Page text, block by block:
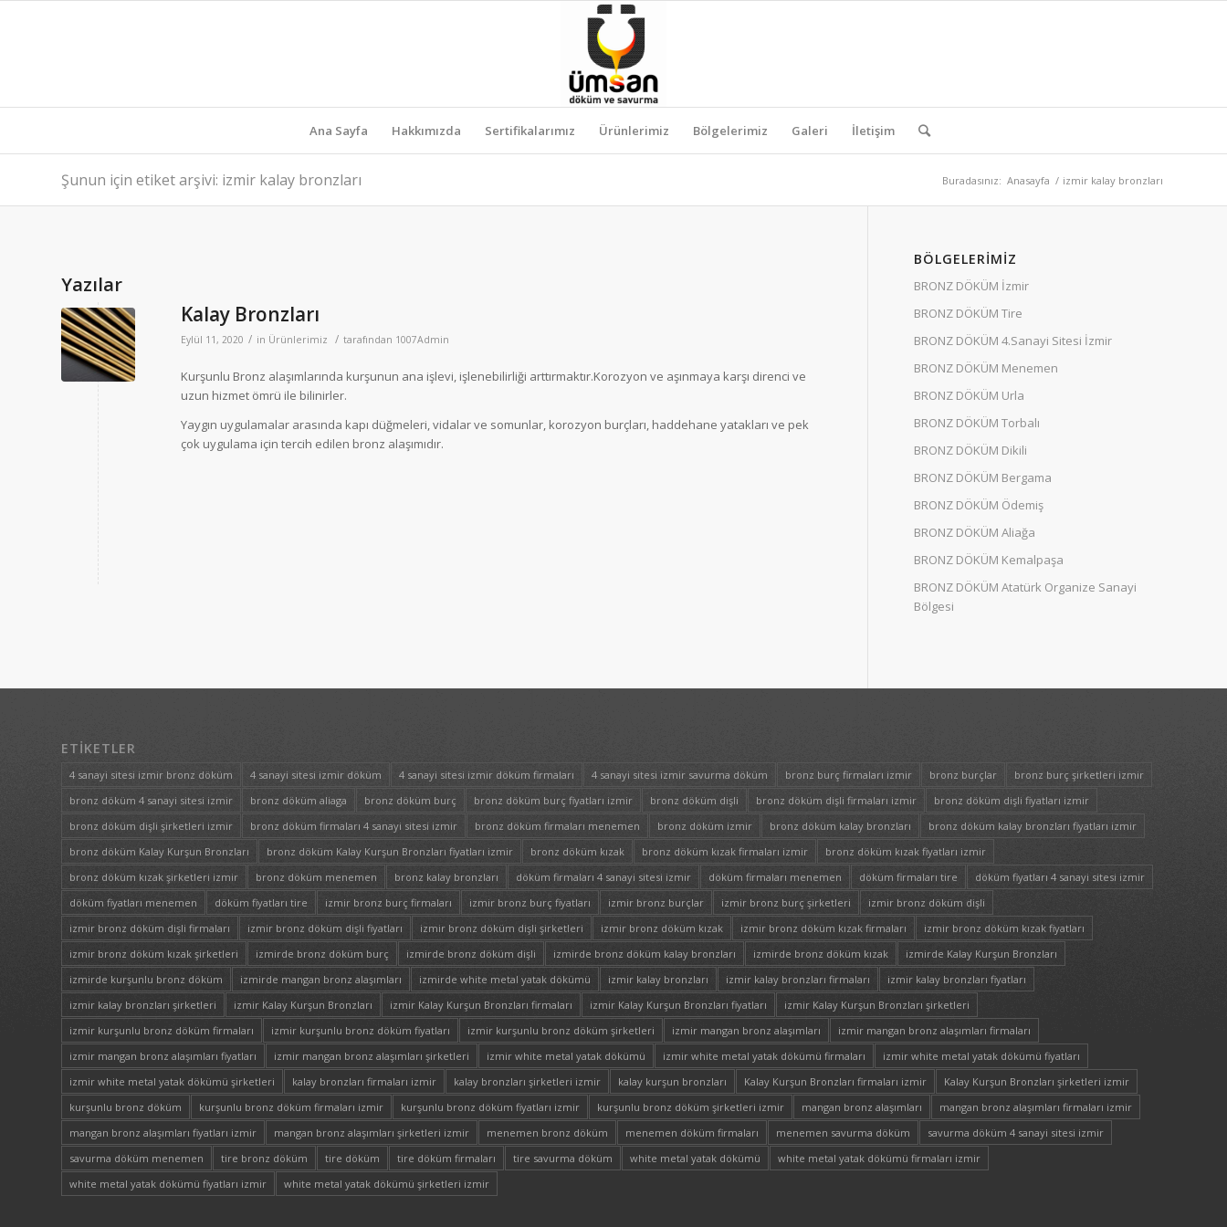
Ana Sayfa Hakkımızda Sertifikalarımız Ürünlerimiz Bölgelerimiz Galeri İletişim
Şunun için etiket arşivi: izmir kalay bronzları Buradasınız: Anasayfa / izmir kalay bronzları
Yazılar
Kalay Bronzları
Eylül 11, 2020 / in Ürünlerimiz / tarafından 1007Admin
Kurşunlu Bronz alaşımlarında kurşunun ana işlevi, işlenebilirliği arttırmaktır.Korozyon ve aşınmaya karşı direnci ve
uzun hizmet ömrü ile bilinirler.
Yaygın uygulamalar arasında kapı düğmeleri, vidalar ve somunlar, korozyon burçları, haddehane yatakları ve pek
çok uygulama için tercih edilen bronz alaşımıdır.
BÖLGELERIMIZ
BRONZ DÖKÜM İzmir
BRONZ DÖKÜM Tire
BRONZ DÖKÜM 4.Sanayi Sitesi İzmir
BRONZ DÖKÜM Menemen
BRONZ DÖKÜM Urla
BRONZ DÖKÜM Torbalı
BRONZ DÖKÜM Dikili
BRONZ DÖKÜM Bergama
BRONZ DÖKÜM Ödemiş
BRONZ DÖKÜM Aliağa
BRONZ DÖKÜM Kemalpaşa
BRONZ DÖKÜM Atatürk Organize Sanayi
Bölgesi
ETIKETLER
4 sanayi sitesi izmir bronz döküm 4 sanayi sitesi izmir döküm 4 sanayi sitesi izmir döküm firmaları 4 sanayi sitesi izmir savurma döküm bronz burç firmaları izmir bronz burçlar
bronz burç şirketleri izmir
bronz döküm 4 sanayi sitesi izmir
bronz döküm aliaga bronz döküm burç bronz döküm burç fiyatları izmir bronz döküm dişli bronz döküm dişli firmaları izmir
bronz döküm dişli fiyatları izmir
bronz döküm dişli şirketleri izmir
bronz döküm firmaları 4 sanayi sitesi izmir bronz döküm firmaları menemen bronz döküm izmir bronz döküm kalay bronzları
bronz döküm kalay bronzları fiyatları izmir
bronz döküm Kalay Kurşun Bronzları
bronz döküm Kalay Kurşun Bronzları fiyatları izmir bronz döküm kızak bronz döküm kızak firmaları izmir
bronz döküm kızak fiyatları izmir
bronz döküm kızak şirketleri izmir
bronz döküm menemen bronz kalay bronzları döküm firmaları 4 sanayi sitesi izmir döküm firmaları menemen döküm firmaları tire
döküm fiyatları 4 sanayi sitesi izmir
döküm fiyatları menemen
döküm fiyatları tire izmir bronz burç firmaları izmir bronz burç fiyatları izmir bronz burçlar izmir bronz burç şirketleri
izmir bronz döküm dişli
izmir bronz döküm dişli firmaları
izmir bronz döküm dişli fiyatları izmir bronz döküm dişli şirketleri izmir bronz döküm kızak izmir bronz döküm kızak firmaları
izmir bronz döküm kızak fiyatları
izmir bronz döküm kızak şirketleri
izmirde bronz döküm burç izmirde bronz döküm dişli izmirde bronz döküm kalay bronzları izmirde bronz döküm kızak
izmirde Kalay Kurşun Bronzları
izmirde kurşunlu bronz döküm
izmirde mangan bronz alaşımları izmirde white metal yatak dökümü izmir kalay bronzları izmir kalay bronzları firmaları
izmir kalay bronzları fiyatları
izmir kalay bronzları şirketleri
izmir Kalay Kurşun Bronzları izmir Kalay Kurşun Bronzları firmaları izmir Kalay Kurşun Bronzları fiyatları
izmir Kalay Kurşun Bronzları şirketleri
izmir kurşunlu bronz döküm firmaları
izmir kurşunlu bronz döküm fiyatları izmir kurşunlu bronz döküm şirketleri izmir mangan bronz alaşımları
izmir mangan bronz alaşımları firmaları
izmir mangan bronz alaşımları fiyatları
izmir mangan bronz alaşımları şirketleri izmir white metal yatak dökümü izmir white metal yatak dökümü firmaları
izmir white metal yatak dökümü fiyatları
izmir white metal yatak dökümü şirketleri
kalay bronzları firmaları izmir kalay bronzları şirketleri izmir kalay kurşun bronzları Kalay Kurşun Bronzları firmaları izmir
Kalay Kurşun Bronzları şirketleri izmir
kurşunlu bronz döküm
kurşunlu bronz döküm firmaları izmir kurşunlu bronz döküm fiyatları izmir kurşunlu bronz döküm şirketleri izmir mangan bronz alaşımları
mangan bronz alaşımları firmaları izmir
mangan bronz alaşımları fiyatları izmir
mangan bronz alaşımları şirketleri izmir menemen bronz döküm menemen döküm firmaları menemen savurma döküm
savurma döküm 4 sanayi sitesi izmir
savurma döküm menemen
tire bronz döküm tire döküm tire döküm firmaları tire savurma döküm white metal yatak dökümü
white metal yatak dökümü firmaları izmir
white metal yatak dökümü fiyatları izmir
white metal yatak dökümü şirketleri izmir